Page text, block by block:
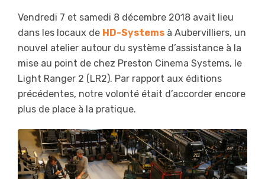
Vendredi 7 et samedi 8 décembre 2018 avait lieu
dans les locaux de HD-Systems à Aubervilliers, un
nouvel atelier autour du système d’assistance à la
mise au point de chez Preston Cinema Systems, le
Light Ranger 2 (LR2). Par rapport aux éditions
précédentes, notre volonté était d’accorder encore
plus de place à la pratique.